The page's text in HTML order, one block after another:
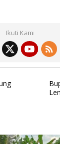
Ikuti Kami